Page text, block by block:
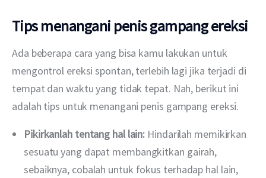
Tips menangani penis gampang ereksi
Ada beberapa cara yang bisa kamu lakukan untuk
mengontrol ereksi spontan, terlebih lagi jika terjadi di
tempat dan waktu yang tidak tepat. Nah, berikut ini
adalah tips untuk menangani penis gampang ereksi.
Pikirkanlah tentang hal lain: Hindarilah memikirkan
sesuatu yang dapat membangkitkan gairah,
sebaiknya, cobalah untuk fokus terhadap hal lain,